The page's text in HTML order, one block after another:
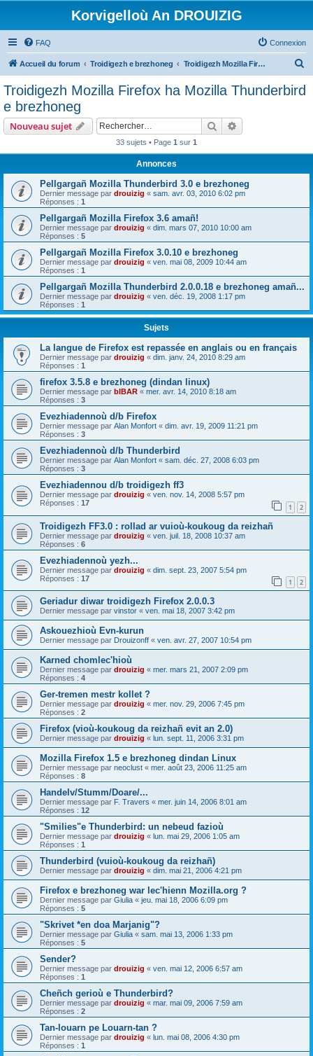
Korvigelloù An DROUIZIG
FAQ Connexion
Accueil du forum Troidigezh e brezhoneg Troidigezh Mozilla Firefox ha Mozilla Thunderbird e brezhoneg
Troidigezh Mozilla Firefox ha Mozilla Thunderbird
e brezhoneg
Nouveau sujet Rechercher
33 sujets • Page 1 sur 1
Annonces
Pellgargañ Mozilla Thunderbird 3.0 e brezhoneg
Dernier message par drouizig « sam. avr. 03, 2010 6:02 pm
Réponses : 1
Pellgargañ Mozilla Firefox 3.6 amañ!
Dernier message par drouizig « dim. mars 07, 2010 10:00 am
Réponses : 5
Pellgargañ Mozilla Firefox 3.0.10 e brezhoneg
Dernier message par drouizig « ven. mai 08, 2009 10:44 am
Réponses : 1
Pellgargañ Mozilla Thunderbird 2.0.0.18 e brezhoneg amañ...
Dernier message par drouizig « ven. déc. 19, 2008 1:17 pm
Réponses : 1
Sujets
La langue de Firefox est repassée en anglais ou en français
Dernier message par drouizig « dim. janv. 24, 2010 8:29 am
Réponses : 1
firefox 3.5.8 e brezhoneg (dindan linux)
Dernier message par bIBAR « mer. avr. 14, 2010 8:18 am
Réponses : 3
Evezhiadennoù d/b Firefox
Dernier message par Alan Monfort « dim. avr. 19, 2009 11:21 pm
Réponses : 3
Evezhiadennoù d/b Thunderbird
Dernier message par Alan Monfort « sam. déc. 27, 2008 6:03 pm
Réponses : 3
Evezhiadennou d/b troidigezh ff3
Dernier message par drouizig « ven. nov. 14, 2008 5:57 pm
Réponses : 17 1 2
Troidigezh FF3.0 : rollad ar vuioù-koukoug da reizhañ
Dernier message par drouizig « ven. juil. 18, 2008 10:37 am
Réponses : 6
Evezhiadennoù yezh...
Dernier message par drouizig « dim. sept. 23, 2007 5:54 pm
Réponses : 17 1 2
Geriadur diwar troidigezh Firefox 2.0.0.3
Dernier message par vinstor « ven. mai 18, 2007 3:42 pm
Askouezhioù Evn-kurun
Dernier message par Drouizonff « ven. avr. 27, 2007 10:54 pm
Karned chomlec'hioù
Dernier message par drouizig « mer. mars 21, 2007 2:09 pm
Réponses : 4
Ger-tremen mestr kollet ?
Dernier message par drouizig « mer. nov. 29, 2006 7:45 pm
Réponses : 2
Firefox (vioù-koukoug da reizhañ evit an 2.0)
Dernier message par drouizig « lun. sept. 11, 2006 3:31 pm
Mozilla Firefox 1.5 e brezhoneg dindan Linux
Dernier message par neoclust « mer. août 23, 2006 11:25 am
Réponses : 8
Handelv/Stumm/Doare/...
Dernier message par F. Travers « mer. juin 14, 2006 8:01 am
Réponses : 12
"Smilies"e Thunderbird: un nebeud fazioù
Dernier message par drouizig « lun. mai 29, 2006 1:05 am
Réponses : 1
Thunderbird (vuioù-koukoug da reizhañ)
Dernier message par drouizig « dim. mai 21, 2006 4:21 pm
Firefox e brezhoneg war lec'hienn Mozilla.org ?
Dernier message par Giulia « jeu. mai 18, 2006 6:09 pm
Réponses : 5
"Skrivet *en doa Marjanig"?
Dernier message par Giulia « sam. mai 13, 2006 1:33 pm
Réponses : 5
Sender?
Dernier message par drouizig « ven. mai 12, 2006 6:57 am
Réponses : 1
Cheñch gerioù e Thunderbird?
Dernier message par drouizig « mar. mai 09, 2006 7:59 am
Réponses : 2
Tan-louarn pe Louarn-tan ?
Dernier message par drouizig « lun. mai 08, 2006 4:30 pm
Réponses : 1